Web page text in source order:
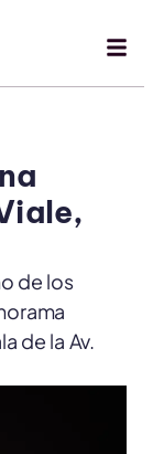
de los
de la Av.